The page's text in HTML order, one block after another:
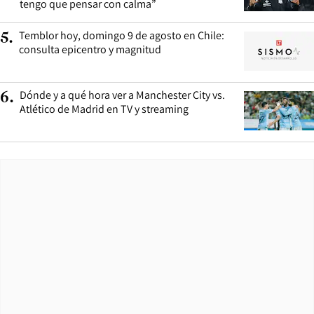
tengo que pensar con calma”
5. Temblor hoy, domingo 9 de agosto en Chile:
consulta epicentro y magnitud
6. Dónde y a qué hora ver a Manchester City vs.
Atlético de Madrid en TV y streaming